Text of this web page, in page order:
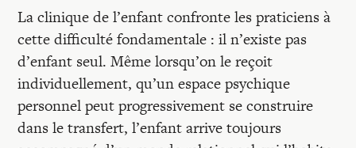
La clinique de l’enfant confronte les praticiens à
cette difficulté fondamentale : il n’existe pas
d’enfant seul. Même lorsqu’on le reçoit
individuellement, qu’un espace psychique
personnel peut progressivement se construire
dans le transfert, l’enfant arrive toujours